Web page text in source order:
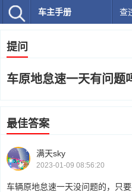
车主手册 查
提问
车原地怠速一天有问题
最佳答案
满天sky
2023-01-09 08:56:20
车辆原地怠速一天没问题的，只